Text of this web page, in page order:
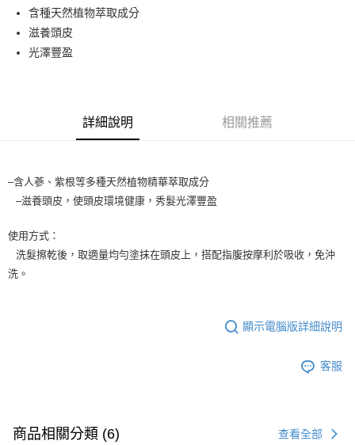
流程，驗證手機門號後，選擇欲分期的期數、繳款截止日，確認付款後即完
成交易。
3.實際核准額度、可分期數及費用金額請依後續交易確認頁面所載為準。
4.訂單成立30分鐘內，如未前往確認交易或遇審核未通過，訂單將自動取
【注意事項】
用戶於交易時，得透過本服務購買商品或服務，並由商店將買賣／分期付款
2.基於同意付款使用「大哥付你分期」之契約關係目的，商店將以您的個人
資料（包含姓名、電話或地址）提供予台灣大哥大進項蒐集、處理及利用，
由本公司與您本人進行分期帳單所需資料之確認、核對及更正。
3.完整用戶服務條款，請詳閱以下連結：
運送方式
全家取貨付款
每筆NT$65，滿NT$1,699(含以上)免運費
7-11取貨付款
宅配
含種天然植物萃取成分
滋養頭皮
光澤豐盈
詳細說明 相關推薦
–含人蔘、紫根等多種天然植物精華萃取成分
⠀–滋養頭皮，使頭皮環境健康，秀髮光澤豐盈
使用方式：
⠀洗髮擦乾後，取適量均勻塗抹在頭皮上，搭配指腹按摩利於吸收，免沖
洗。
顯示電腦版詳細說明
客服
商品相關分類 (6) 查看全部